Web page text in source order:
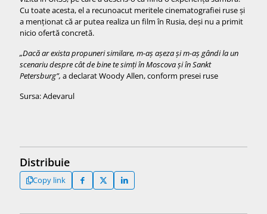
Cu toate acesta, el a recunoacut meritele cinematografiei ruse și
a menționat că ar putea realiza un film în Rusia, deși nu a primit
nicio ofertă concretă.
„Dacă ar exista propuneri similare, m-aş aşeza şi m-aş gândi la un
scenariu despre cât de bine te simţi în Moscova şi în Sankt
Petersburg”, a declarat Woody Allen, conform presei ruse
Sursa: Adevarul
Distribuie
Copy link